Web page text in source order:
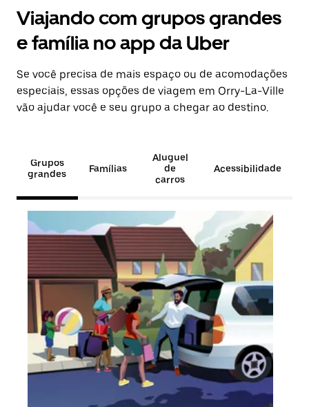
Viajando com grupos grandes
e família no app da Uber
Se você precisa de mais espaço ou de acomodações
especiais, essas opções de viagem em Orry-La-Ville
vão ajudar você e seu grupo a chegar ao destino.
Grupos
grandes
Famílias
Aluguel
de
carros
Acessibilidade